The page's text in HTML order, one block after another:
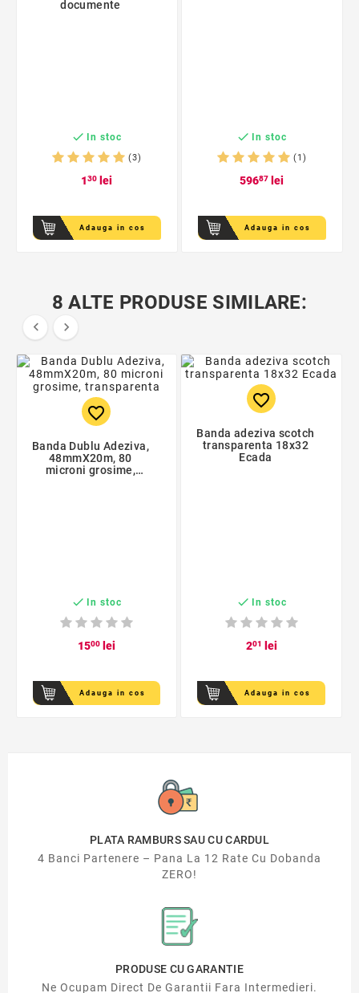
documente
 In stoc
(3)
130 lei
Adauga in cos
 In stoc
(1)
59687 lei
Adauga in cos
8 ALTE PRODUSE SIMILARE:
 
favorite_border
Banda Dublu Adeziva,
48mmX20m, 80
microni grosime,
 In stoc
1500lei
Adauga in cos
favorite_border
Banda adeziva scotch
transparenta 18x32
Ecada
 In stoc
201 lei
Adauga in cos
PLATA RAMBURS SAU CU CARDUL
4 Banci Partenere – Pana La 12 Rate Cu Dobanda
ZERO!
PRODUSE CU GARANTIE
Ne Ocupam Direct De Garantii Fara Intermedieri.